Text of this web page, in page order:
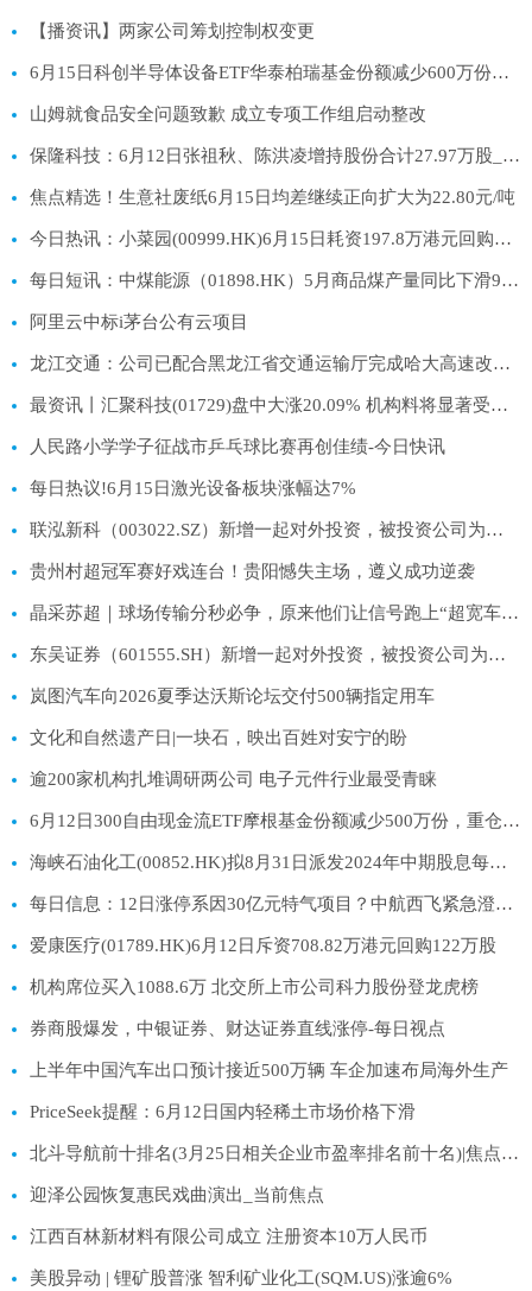
【播资讯】两家公司筹划控制权变更
6月15日科创半导体设备ETF华泰柏瑞基金份额减少600万份，重仓股拓荆科技、华海清科、中微公司_新资讯
山姆就食品安全问题致歉 成立专项工作组启动整改
保隆科技：6月12日张祖秋、陈洪凌增持股份合计27.97万股_今日要闻
焦点精选！生意社废纸6月15日均差继续正向扩大为22.80元/吨
今日热讯：小菜园(00999.HK)6月15日耗资197.8万港元回购29.2万股
每日短讯：中煤能源（01898.HK）5月商品煤产量同比下滑9.2%至1,081万吨
阿里云中标i茅台公有云项目
龙江交通：公司已配合黑龙江省交通运输厅完成哈大高速改扩建项目纳入交通运输部“十五五”建设规划上报工作|每日讯息
最资讯丨汇聚科技(01729)盘中大涨20.09% 机构料将显著受益于中美两国AI投资浪潮
人民路小学学子征战市乒乓球比赛再创佳绩-今日快讯
每日热议!6月15日激光设备板块涨幅达7%
联泓新科（003022.SZ）新增一起对外投资，被投资公司为联泓嘉元（枣庄）管理服务有限公司-速递
贵州村超冠军赛好戏连台！贵阳憾失主场，遵义成功逆袭
晶采苏超｜球场传输分秒必争，原来他们让信号跑上“超宽车道”！-短讯
东吴证券（601555.SH）新增一起对外投资，被投资公司为上海复深蓝软件股份有限公司 当前热门
岚图汽车向2026夏季达沃斯论坛交付500辆指定用车
文化和自然遗产日|一块石，映出百姓对安宁的盼
逾200家机构扎堆调研两公司 电子元件行业最受青睐
6月12日300自由现金流ETF摩根基金份额减少500万份，重仓股中国石油、中国移动、中国海油|热资讯
海峡石油化工(00852.HK)拟8月31日派发2024年中期股息每股0.08港元
每日信息：12日涨停系因30亿元特气项目？中航西飞紧急澄清：与北方特气自贡无股权关系
爱康医疗(01789.HK)6月12日斥资708.82万港元回购122万股
机构席位买入1088.6万 北交所上市公司科力股份登龙虎榜
券商股爆发，中银证券、财达证券直线涨停-每日视点
上半年中国汽车出口预计接近500万辆 车企加速布局海外生产
PriceSeek提醒：6月12日国内轻稀土市场价格下滑
北斗导航前十排名(3月25日相关企业市盈率排名前十名)|焦点热闻
迎泽公园恢复惠民戏曲演出_当前焦点
江西百林新材料有限公司成立 注册资本10万人民币
美股异动 | 锂矿股普涨 智利矿业化工(SQM.US)涨逾6%